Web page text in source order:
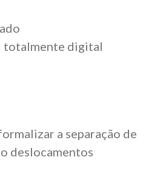
totalmente digital
a separação de
deslocamentos